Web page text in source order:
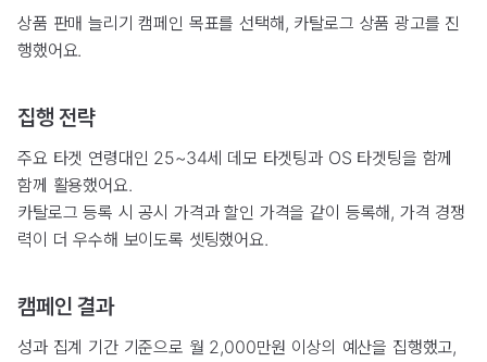
상품 판매 늘리기 캠페인 목표를 선택해, 카탈로그 상품 광고를 진
행했어요.
집행 전략
주요 타겟 연령대인 25~34세 데모 타겟팅과 OS 타겟팅을 함께
함께 활용했어요.
카탈로그 등록 시 공시 가격과 할인 가격을 같이 등록해, 가격 경쟁
력이 더 우수해 보이도록 셋팅했어요.
캠페인 결과
성과 집계 기간 기준으로 월 2,000만원 이상의 예산을 집행했고,